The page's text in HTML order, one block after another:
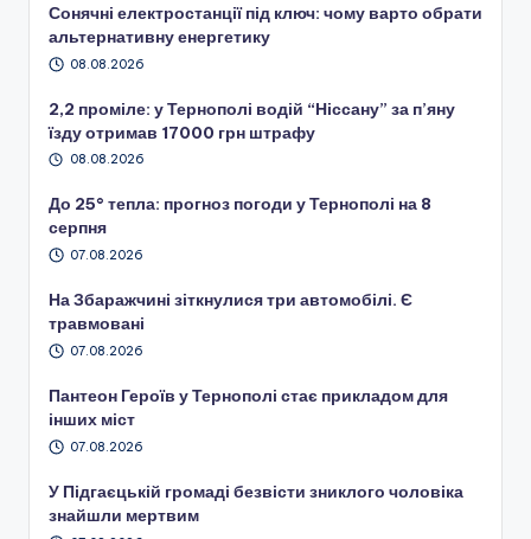
Сонячні електростанції під ключ: чому варто обрати
альтернативну енергетику
08.08.2026
2,2 проміле: у Тернополі водій “Ніссану” за п’яну
їзду отримав 17000 грн штрафу
08.08.2026
До 25° тепла: прогноз погоди у Тернополі на 8
серпня
07.08.2026
На Збаражчині зіткнулися три автомобілі. Є
травмовані
07.08.2026
Пантеон Героїв у Тернополі стає прикладом для
інших міст
07.08.2026
У Підгаєцькій громаді безвісти зниклого чоловіка
знайшли мертвим